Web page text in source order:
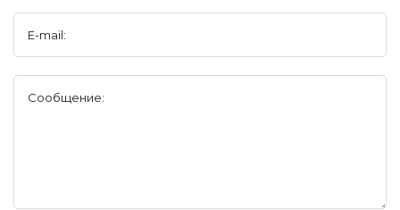
E-mail:
Сообщение: